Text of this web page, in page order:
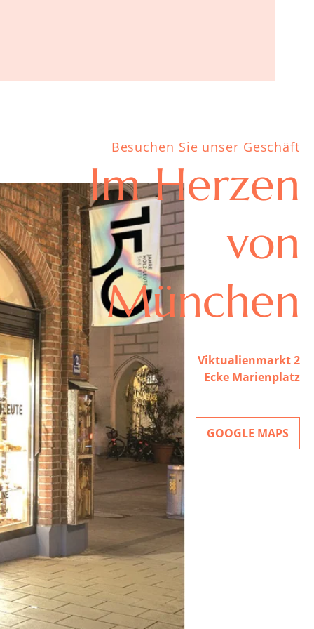
Besuchen Sie unser Geschäft
Im Herzen
von
München
Viktualienmarkt 2
Ecke Marienplatz
GOOGLE MAPS